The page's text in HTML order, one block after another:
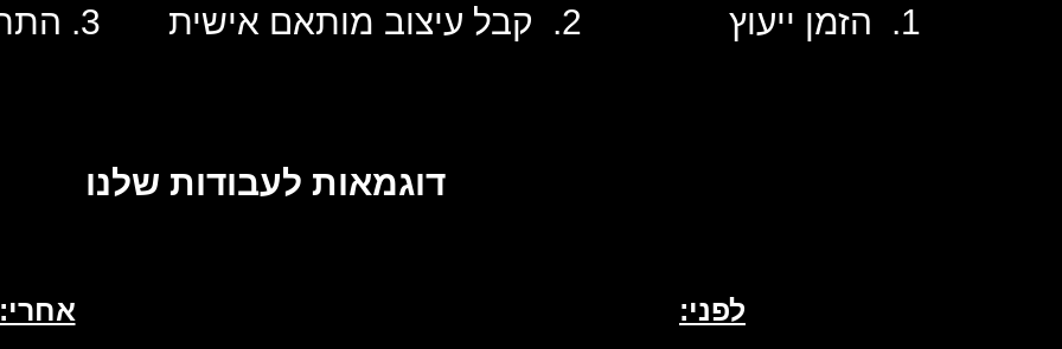
1. הזמן ייעוץ 2. קבל עיצוב מותאם אישית
3.
דוגמאות לעבודות שלנו
לפני: אחרי: